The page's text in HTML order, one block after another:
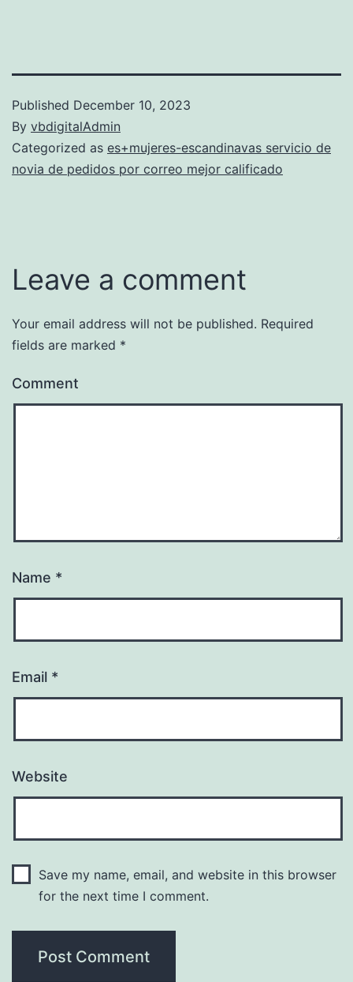
Published December 10, 2023
By vbdigitalAdmin
Categorized as es+mujeres-escandinavas servicio de
novia de pedidos por correo mejor calificado
Leave a comment
Your email address will not be published. Required
fields are marked *
Comment
Name *
Email *
Website
Save my name, email, and website in this browser
for the next time I comment.